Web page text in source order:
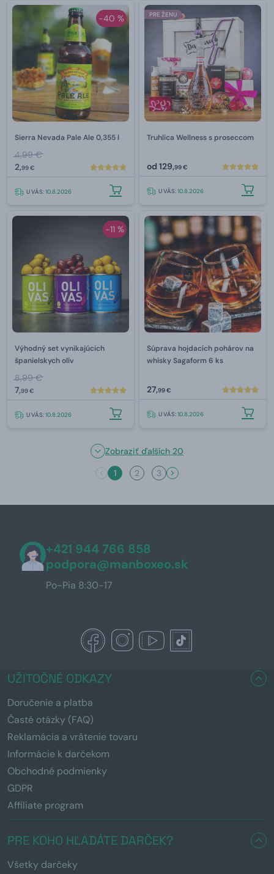
-40 %
Sierra Nevada Pale Ale 0,355 l
4,99 €
2,99 €
U VÁS:10.8.2026
PRE ŽENU
Truhlica Wellness s proseccom
od 129,99 €
U VÁS:10.8.2026
-11 %
Výhodný set vynikajúcich
španielskych olív
8,99 €
7,99 €
U VÁS:10.8.2026
Súprava hojdacích pohárov na
whisky Sagaform 6 ks
27,99 €
U VÁS:10.8.2026
Zobraziť ďalších 20
1
2 3
+421 944 766 858
podpora@manboxeo.sk
Po-Pia 8:30-17
UŽITOČNÉ ODKAZY
Doručenie a platba
Časté otázky (FAQ)
Reklamácia a vrátenie tovaru
Informácie k darčekom
Obchodné podmienky
GDPR
Affiliate program
PRE KOHO HĽADÁTE DARČEK?
Všetky darčeky